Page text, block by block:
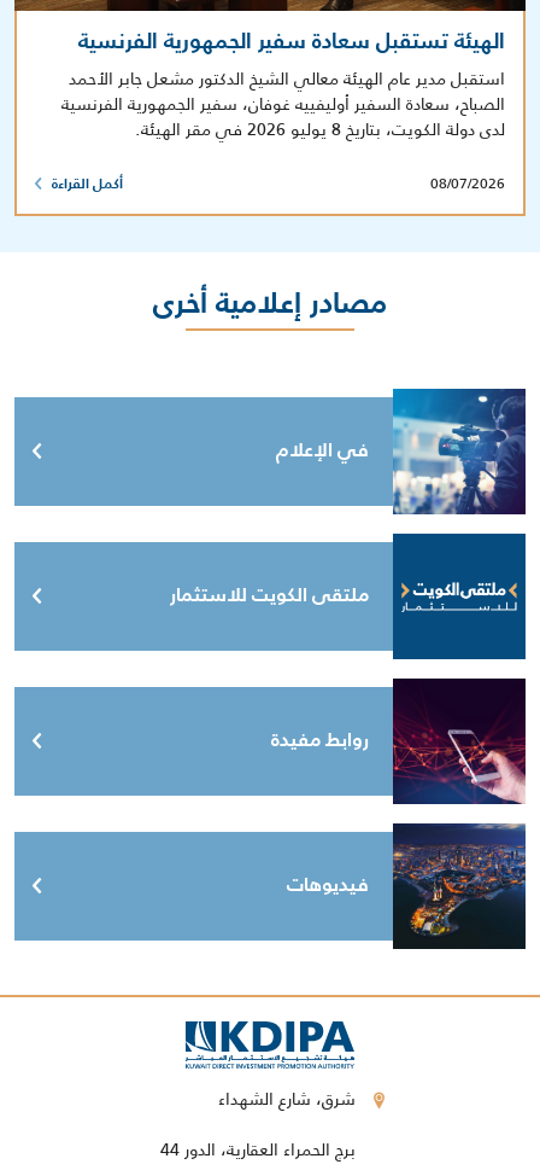
الهيئة تستقبل سعادة سفير الجمهورية الفرنسية
استقبل مدير عام الهيئة معالي الشيخ الدكتور مشعل جابر الأحمد
الصباح، سعادة السفير أوليفييه غوفان، سفير الجمهورية الفرنسية
لدى دولة الكويت، بتاريخ 8 يوليو 2026 في مقر الهيئة.
08/07/2026 أكمل القراءة
مصادر إعلامية أخرى
في الإعلام
ملتقى الكويت للاستثمار
روابط مفيدة
فيديوهات
شرق، شارع الشهداء
برج الحمراء العقارية، الدور 44